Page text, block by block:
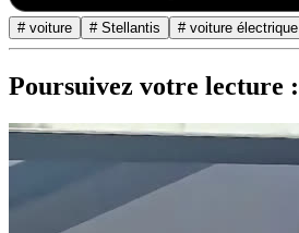
# voiture # Stellantis # voiture électrique
Poursuivez votre lecture :